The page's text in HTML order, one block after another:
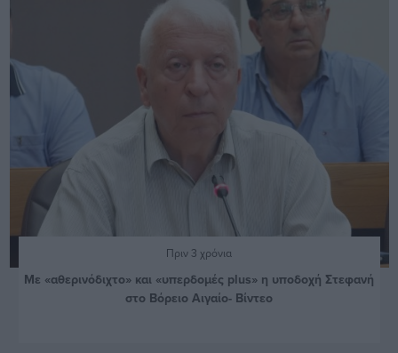
Πριν 3 χρόνια
Με «αθερινόδιχτο» και «υπερδομές plus» η υποδοχή Στεφανή
στο Βόρειο Αιγαίο- Βίντεο